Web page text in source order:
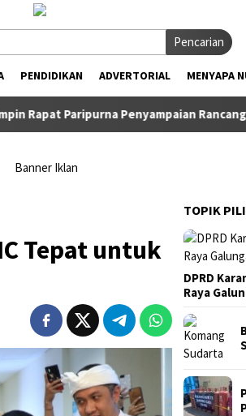
Pencarian
PENDIDIKAN ADVERTORIAL MENYAPA
Penyampaian Rancangan KUA-PPAS
Tepat untuk
TOPIK
DPRD
Raya